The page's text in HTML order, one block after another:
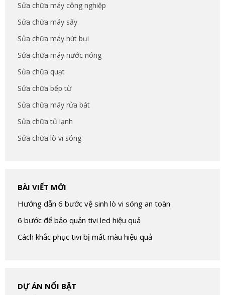
Sửa chữa máy công nghiệp
Sửa chữa máy sấy
Sửa chữa máy hút bụi
Sửa chữa máy nước nóng
Sửa chữa quạt
Sửa chữa bếp từ
Sửa chữa máy rửa bát
Sửa chữa tủ lạnh
Sửa chữa lò vi sóng
BÀI VIẾT MỚI
Hướng dẫn 6 bước vệ sinh lò vi sóng an toàn
6 bước để bảo quản tivi led hiệu quả
Cách khắc phục tivi bị mất màu hiệu quả
DỰ ÁN NỔI BẬT